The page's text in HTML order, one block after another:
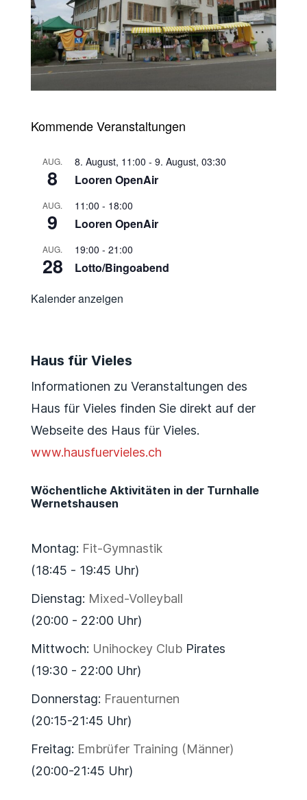
Kommende Veranstaltungen
AUG.
8
8. August, 11:00 - 9. August, 03:30
Looren OpenAir
AUG.
9
11:00 - 18:00
Looren OpenAir
AUG.
28
19:00 - 21:00
Lotto/Bingoabend
Kalender anzeigen
Haus für Vieles
Informationen zu Veranstaltungen des
Haus für Vieles finden Sie direkt auf der
Webseite des Haus für Vieles.
www.hausfuervieles.ch
Wöchentliche Aktivitäten in der Turnhalle
Wernetshausen
Montag: Fit-Gymnastik
(18:45 - 19:45 Uhr)
Dienstag: Mixed-Volleyball
(20:00 - 22:00 Uhr)
Mittwoch: Unihockey ClubPirates
(19:30 - 22:00 Uhr)
Donnerstag: Frauenturnen
(20:15-21:45 Uhr)
Freitag: Embrüfer Training (Männer)
(20:00-21:45 Uhr)